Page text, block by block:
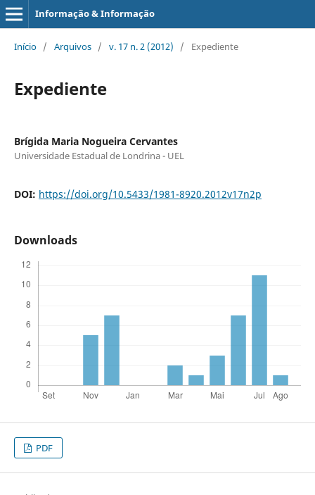
Informação & Informação
Início / Arquivos / v. 17 n. 2 (2012) / Expediente
Expediente
Brígida Maria Nogueira Cervantes
Universidade Estadual de Londrina - UEL
DOI: https://doi.org/10.5433/1981-8920.2012v17n2p
Downloads
PDF